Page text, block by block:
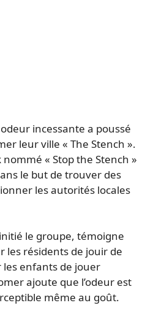
incessante a poussé
leur ville « The Stench ».
« Stop the Stench »
le but de trouver des
les autorités locales
le groupe, témoigne
les résidents de jouir de
enfants de jouer
ajoute que l’odeur est
même au goût.